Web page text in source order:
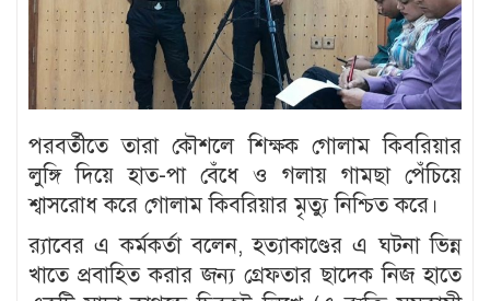
পরবর্তীতে তারা কৌশলে শিক্ষক গোলাম কিবরিয়ার
লুঙ্গি দিয়ে হাত-পা বেঁধে ও গলায় গামছা পেঁচিয়ে
শ্বাসরোধ করে গোলাম কিবরিয়ার মৃত্যু নিশ্চিত করে।
র‍্যাবের এ কর্মকর্তা বলেন, হত্যাকাণ্ডের এ ঘটনা ভিন্ন
খাতে প্রবাহিত করার জন্য গ্রেফতার ছাদেক নিজ হাতে